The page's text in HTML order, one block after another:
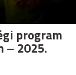
program
– 2025.